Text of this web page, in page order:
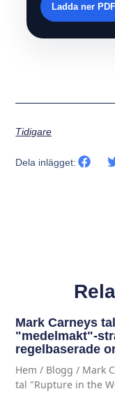
Ladda ner PDF
Tidigare
Dela inlägget:
Mark Carneys
"medelmakt"-
regelbaserade
Hem / Blogg / Mark
tal "Rupture in the